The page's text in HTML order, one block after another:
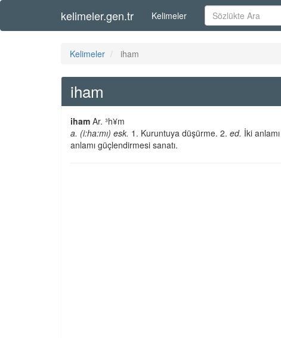
kelimeler.gen.tr Kelimeler
Kelimeler iham
iham
iham Ar. ³h¥m
a. (i:ha:mı) esk. 1. Kuruntuya düşürme. 2. ed. İki
anlamı güçlendirmesi sanatı.